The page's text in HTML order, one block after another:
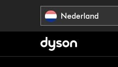
Nederland